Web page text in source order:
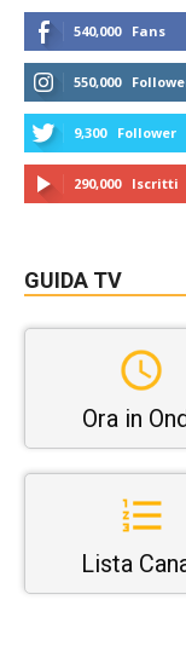
540,000 Fans
550,000
9,300 Follower
290,000 Iscritti
GUIDA TV
Ora in
Lista